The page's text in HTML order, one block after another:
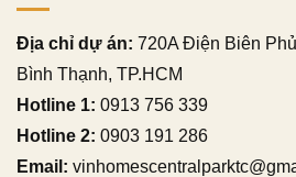
Địa chỉ dự án: 720A Điện Biên
Bình Thạnh, TP.HCM
Hotline 1: 0913 756 339
Hotline 2: 0903 191 286
Email: